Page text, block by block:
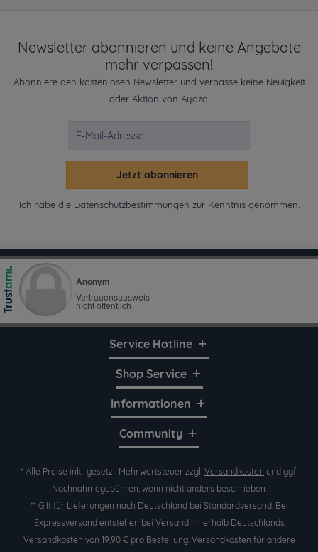
Newsletter abonnieren und keine Angebote
mehr verpassen!
Abonniere den kostenlosen Newsletter und verpasse keine Neuigkeit
oder Aktion von Ayazo.
Jetzt abonnieren
Ich habe die Datenschutzbestimmungen zur Kenntnis genommen.
Service Hotline
Shop Service
Informationen
Community
* Alle Preise inkl. gesetzl. Mehrwertsteuer zzgl. Versandkosten und ggf.
Nachnahmegebühren, wenn nicht anders beschrieben.
** Gilt für Lieferungen nach Deutschland bei Standardversand. Bei
Expressversand entstehen bei Versand innerhalb Deutschlands
Versandkosten von 19,90 € pro Bestellung. Versandkosten für andere